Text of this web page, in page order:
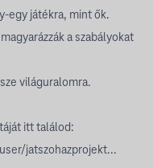
egy játékra, mint ők.
a szabályokat
világuralomra.
itt találod:
jatszohazprojekt...